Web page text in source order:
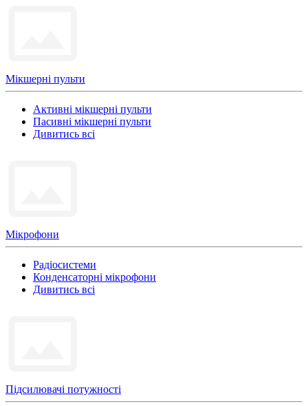
Мікшерні пульти
Активні мікшерні пульти
Пасивні мікшерні пульти
Дивитись всі
Мікрофони
Радіосистеми
Конденсаторні мікрофони
Дивитись всі
Підсилювачі потужності